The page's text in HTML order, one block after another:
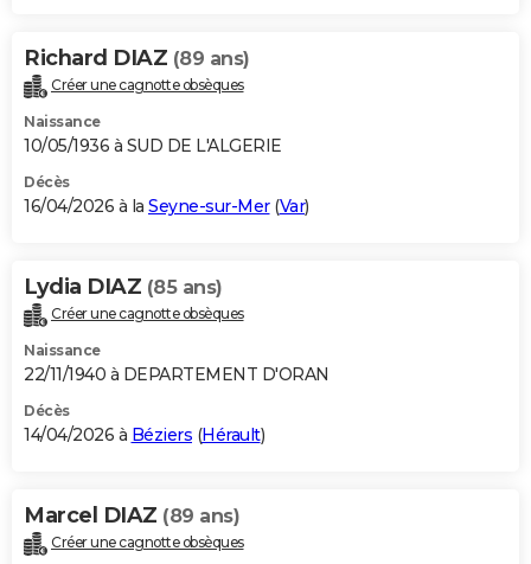
Richard DIAZ (89 ans)
Créer une cagnotte obsèques
Naissance
10/05/1936 à SUD DE L'ALGERIE
Décès
16/04/2026 à la Seyne-sur-Mer(Var)
Lydia DIAZ (85 ans)
Créer une cagnotte obsèques
Naissance
22/11/1940 à DEPARTEMENT D'ORAN
Décès
14/04/2026 à Béziers (Hérault)
Marcel DIAZ (89 ans)
Créer une cagnotte obsèques